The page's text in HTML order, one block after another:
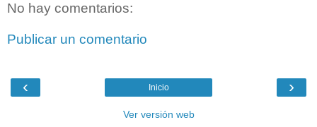
No hay comentarios:
Publicar un comentario
‹ ›
Inicio
Ver versión web